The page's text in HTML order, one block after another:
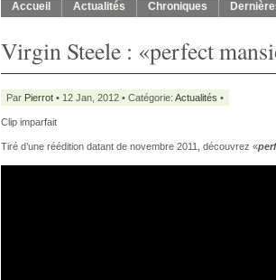
Accueil Actualités Chroniques
Virgin Steele : «perfect
Par Pierrot • 12 Jan, 2012 • Catégorie: Actualités •
Clip imparfait
Tiré d’une réédition datant de novembre 2011, découvrez «